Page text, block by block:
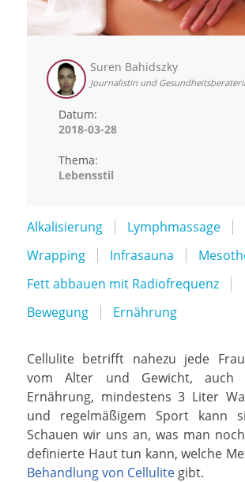
Suren Bahidszky
Journalistin und
Datum:
2018-03-28
Thema:
Lebensstil
Alkalisierung
Lymphmassage
Wrapping
Infrasauna
Fett abbauen mit Radiofrequenz
Bewegung
Ernährung
Cellulite betrifft nahezu jede
vom Alter und Gewicht, auch
Ernährung, mindestens 3 Liter
und regelmäßigem Sport kann
Schauen wir uns an, was man
definierte Haut tun kann, welche
Behandlung von Cellulite gibt.